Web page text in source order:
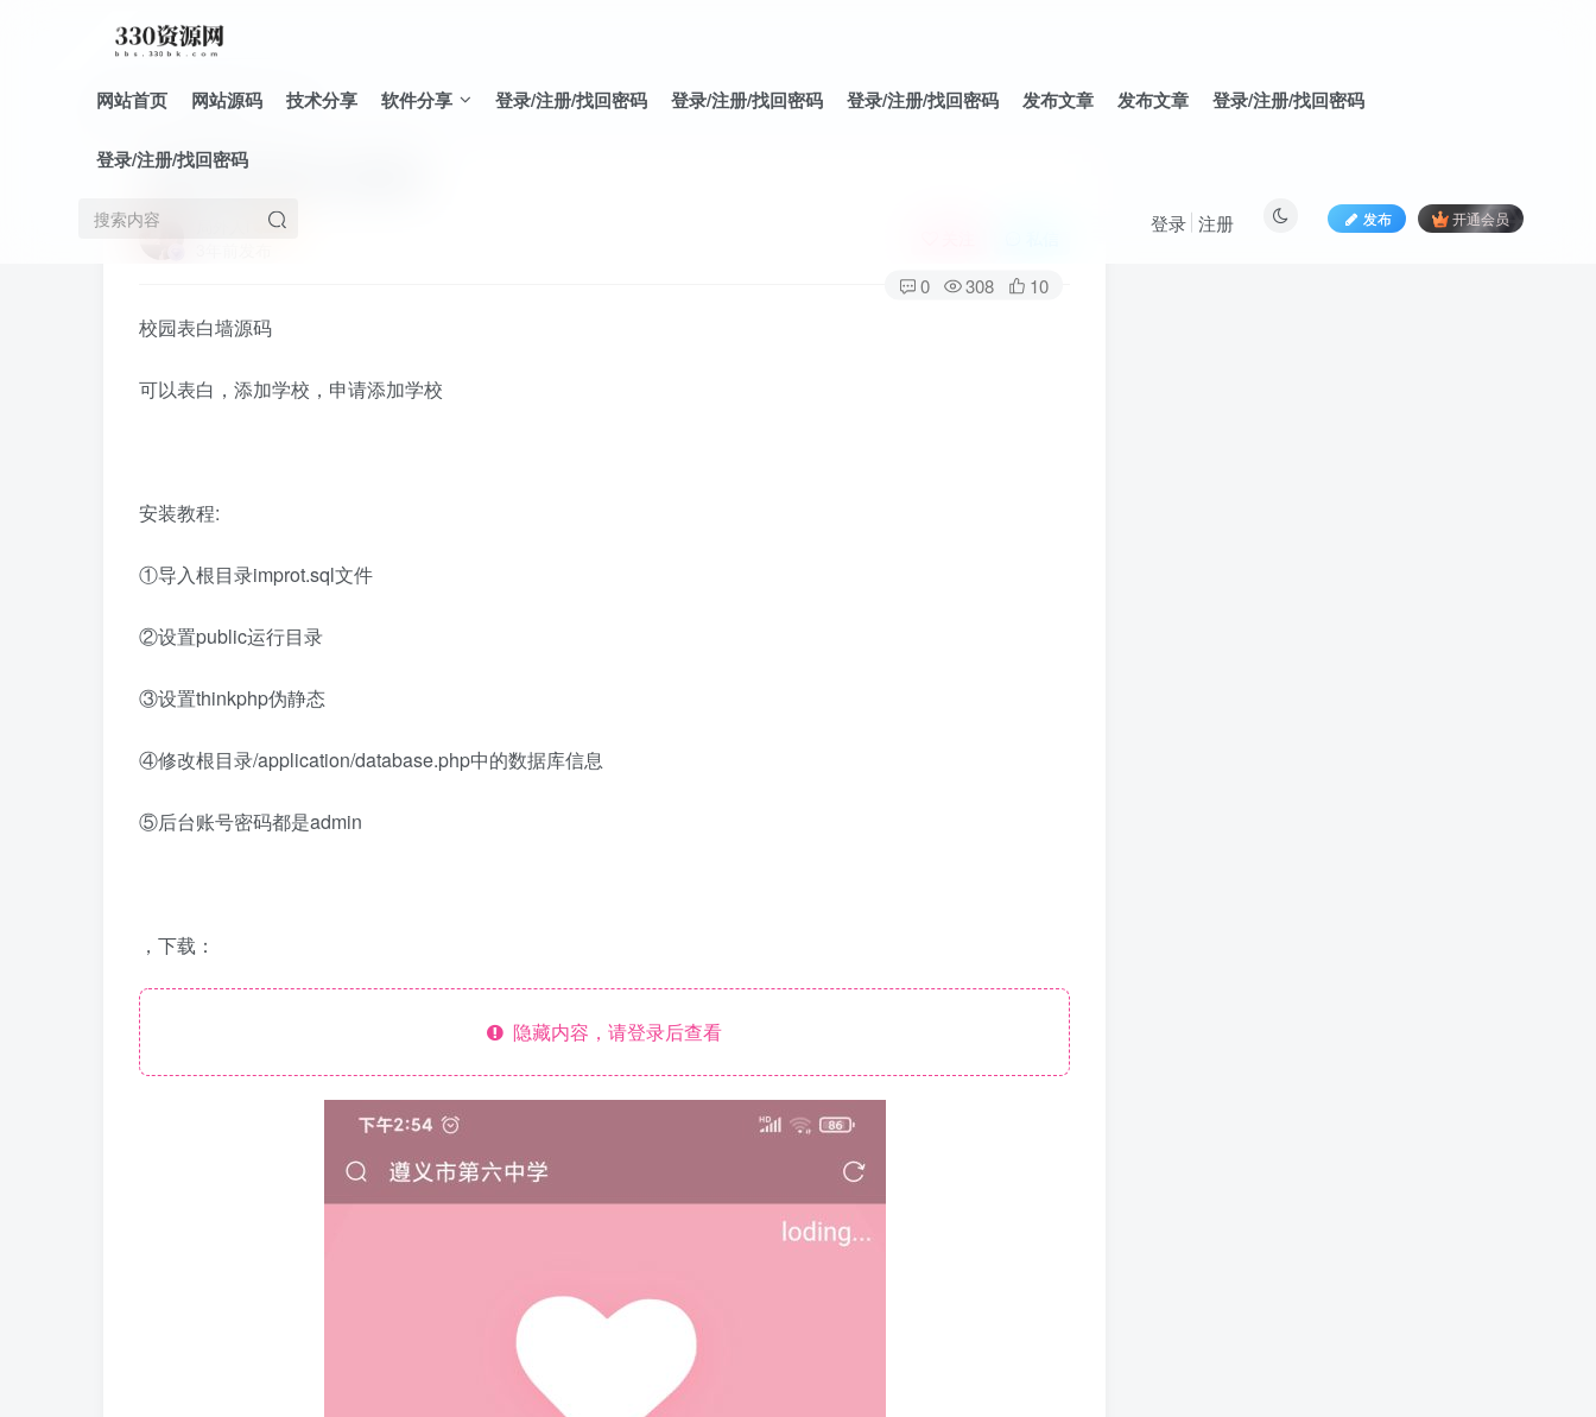
网站首页 网站源码 技术分享 软件分享 登录/注册/找回密码 登录/注册/找回密码 登录/注册/找回密码 发布文章 发布文章 登录/注册/找回密码
登录/注册/找回密码
发布 开通会员
登录 注册
首页 网站源码 正文
校园学院系部表白墙源码
0 308 10
校园表白墙源码
可以表白，添加学校，申请添加学校
安装教程:
①导入根目录improt.sql文件
②设置public运行目录
③设置thinkphp伪静态
④修改根目录/application/database.php中的数据库信息
⑤后台账号密码都是admin
，下载：
隐藏内容，请登录后查看